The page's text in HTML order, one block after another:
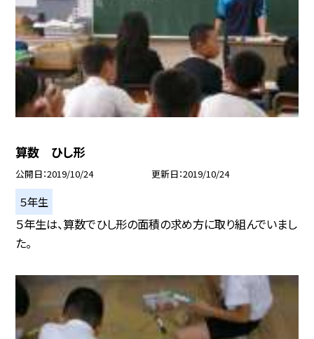
算数 ひし形
公開日 2019/10/24 更新日 2019/10/24
５年生
５年生は、算数でひし形の面積の求め方に取り組んでいまし
た。